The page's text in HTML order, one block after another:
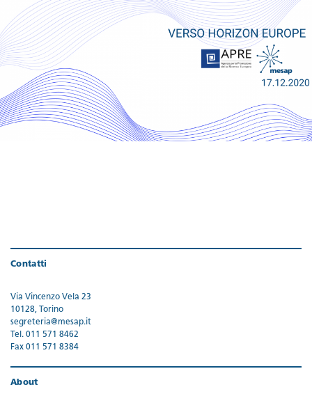
Contatti
Via Vincenzo Vela 23
10128, Torino
segreteria@mesap.it
Tel. 011 571 8462
Fax 011 571 8384
About